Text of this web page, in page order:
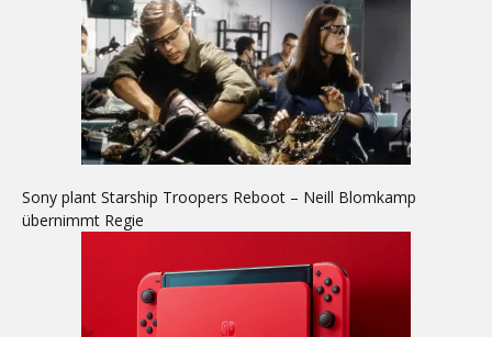
Sony plant Starship Troopers Reboot – Neill Blomkamp
übernimmt Regie